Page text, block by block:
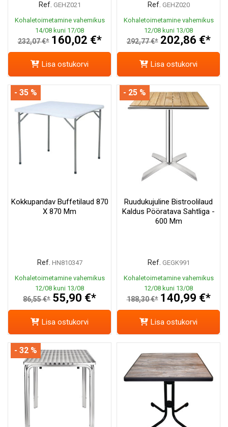
Ref. GEHZ021
Kohaletoimetamine vahemikus
14/08 kuni 17/08
232,07 €* 160,02 €*
Lisa ostukorvi
Ref. GEHZ020
Kohaletoimetamine vahemikus
12/08 kuni 13/08
292,77 €* 202,86 €*
Lisa ostukorvi
Kokkupandav Buffetilaud 870
X 870 Mm
Ref. HN810347
Kohaletoimetamine vahemikus
12/08 kuni 13/08
86,55 €* 55,90 €*
- 35 %
Lisa ostukorvi
Ruudukujuline Bistroolilaud
Kaldus Pööratava Sahtliga -
600 Mm
Ref. GEGK991
Kohaletoimetamine vahemikus
12/08 kuni 13/08
188,30 €* 140,99 €*
- 25 %
Lisa ostukorvi
- 32 %